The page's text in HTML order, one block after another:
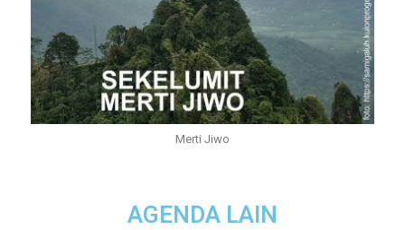
Merti Jiwo
AGENDA LAIN